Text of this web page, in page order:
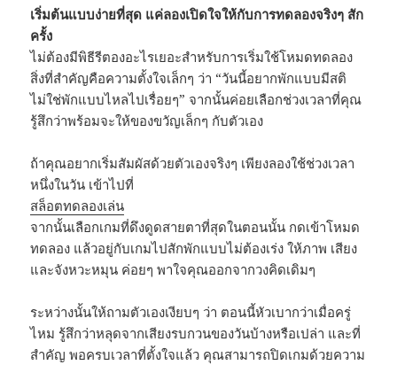
เริ่มต้นแบบง่ายที่สุด แค่ลองเปิดใจให้กับการทดลองจริงๆ สัก
ครั้ง
ไม่ต้องมีพิธีรีตองอะไรเยอะสำหรับการเริ่มใช้โหมดทดลอง
สิ่งที่สำคัญคือความตั้งใจเล็กๆ ว่า “วันนี้อยากพักแบบมีสติ
ไม่ใช่พักแบบไหลไปเรื่อยๆ” จากนั้นค่อยเลือกช่วงเวลาที่คุณ
รู้สึกว่าพร้อมจะให้ของขวัญเล็กๆ กับตัวเอง
ถ้าคุณอยากเริ่มสัมผัสด้วยตัวเองจริงๆ เพียงลองใช้ช่วงเวลา
หนึ่งในวัน เข้าไปที่
สล็อตทดลองเล่น
จากนั้นเลือกเกมที่ดึงดูดสายตาที่สุดในตอนนั้น กดเข้าโหมด
ทดลอง แล้วอยู่กับเกมไปสักพักแบบไม่ต้องเร่ง ให้ภาพ เสียง
และจังหวะหมุน ค่อยๆ พาใจคุณออกจากวงคิดเดิมๆ
ระหว่างนั้นให้ถามตัวเองเงียบๆ ว่า ตอนนี้หัวเบากว่าเมื่อครู่
ไหม รู้สึกว่าหลุดจากเสียงรบกวนของวันบ้างหรือเปล่า และที่
สำคัญ พอครบเวลาที่ตั้งใจแล้ว คุณสามารถปิดเกมด้วยความ